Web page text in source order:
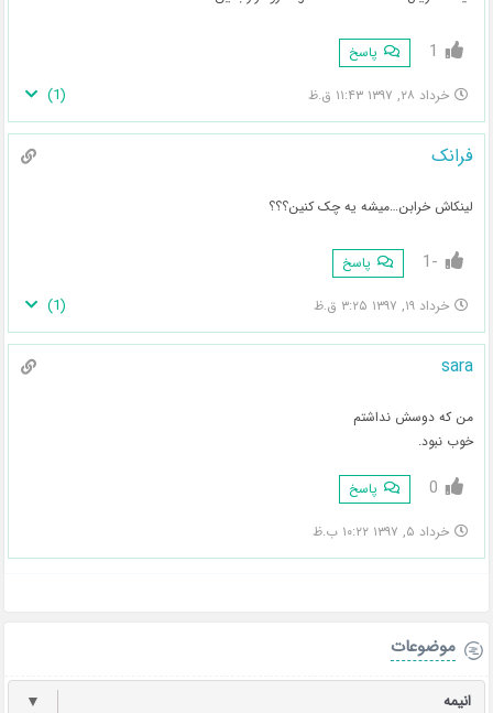
1 پاسخ
خرداد ۲۸, ۱۳۹۷ ۱۱:۴۳ ق.ظ (
1
)
فرانک
لینکاش خرابن…میشه یه چک کنین؟؟؟
-1 پاسخ
خرداد ۱۹, ۱۳۹۷ ۳:۲۵ ق.ظ (
1
)
sara
من که دوسش نداشتم
خوب نبود.
0 پاسخ
خرداد ۵, ۱۳۹۷ ۱۰:۲۲ ب.ظ
موضوعات
انیمه ▼